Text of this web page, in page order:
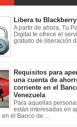
Libera tu
A partir de ahora, Tu
Digital te ofrece el
gratuito de liberación
Requisitos para
una cuenta de
corriente en el
Venezuela
Para aquellas
están interesadas en
el Banco de ...